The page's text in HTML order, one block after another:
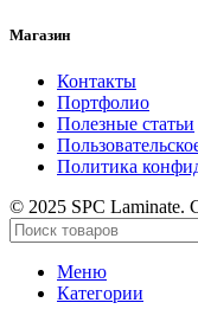
Магазин
Контакты
Портфолио
Полезные статьи
Политика
© 2025 SPC Laminate.
Меню
Категории